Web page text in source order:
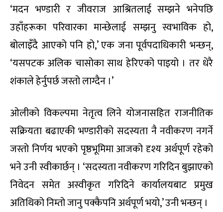
‘मदन भण्डारी र जीवराज आश्रितलाई सम्झने भनेपछि
उहाँहरूका परिवारका मान्छेलाई सम्झनु स्वभाविक हो,
बोलाइँदै आएको पनि हो,’ एक जना पूर्वपदाधिकारी भन्छन्,
‘यसपटक अलिक चासोका साथ हेरिएको पाइयो । तर धेरै
शंकाले हेर्नुपर्छ जस्तो लाग्दैन ।’
ओलीको विकल्पमा नेतृत्व लिने योजनासहित राजनीतिक
सक्रियता बढाएकी भण्डारीको सदस्यता नै नवीकरण नगर्ने
जस्तो निर्णय भएको पृष्ठभूमिमा आजको दृश्य अर्थपूर्ण रहेको
भने उनी स्वीकार्छन् । ‘सदस्यता नवीकरण गरिदिन बुझाएको
निवेदन समेत अस्वीकृत गरिदिने कार्यालयबाट प्रमुख
अतिथिको निम्तो जानु पक्कैपनि अर्थपूर्ण भयो,’ उनी भन्छन् ।